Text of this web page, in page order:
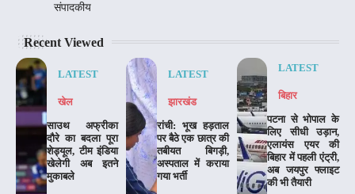
संपादकीय
Recent Viewed
LATEST
खेल
साउथ अफ्रीका
दौरे का बदला पूरा
शेड्यूल, टीम इंडिया
खेलेगी अब इतने
मुकाबले
LATEST
झारखंड
रांची: भूख हड़ताल
पर बैठे एक छात्र की
तबीयत बिगड़ी,
अस्पताल में कराया
गया भर्ती
LATEST
बिहार
पटना से भोपाल के
लिए सीधी उड़ान,
एलायंस एयर की
बिहार में पहली एंट्री,
अब जयपुर फ्लाइट
की भी तैयारी